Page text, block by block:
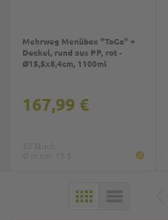
Mehrweg Menübox "ToGo" +
Deckel, rund aus PP, rot -
Ø15,5x8,4cm, 1100ml
167,99 €
KACHELN